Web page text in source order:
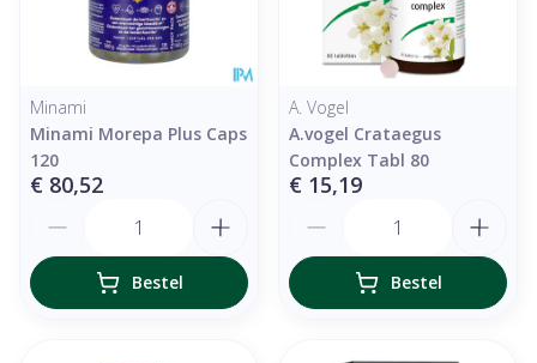
Minami
Minami Morepa Plus Caps
120
€ 80,52
Bestel
A. Vogel
A.vogel Crataegus
Complex Tabl 80
€ 15,19
Bestel